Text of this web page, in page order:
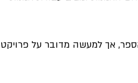
אך למעשה מדובר על פרויקט